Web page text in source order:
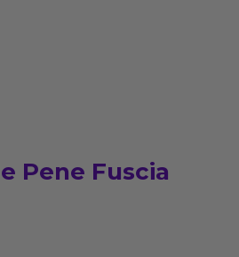
Pene Fuscia